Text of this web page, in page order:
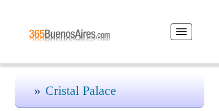
Desplegar
navegación
Cristal Palace